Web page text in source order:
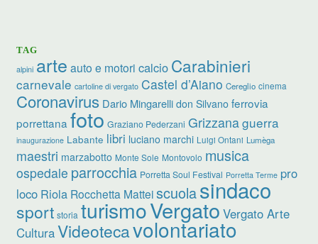
TAG
alpini arte auto e motori calcio Carabinieri
carnevale cartoline di vergato Castel d’Aiano Cereglio cinema
Coronavirus Dario Mingarelli don Silvano ferrovia
porrettana foto Graziano Pederzani Grizzanaguerra
inaugurazione Labante libri luciano marchi Luigi Ontani Lumèga
maestri marzabotto Monte Sole Montovolo musica
ospedale parrocchia Porretta Soul Festival Porretta Terme pro
loco Riola Rocchetta Matteiscuolasindaco
sport storia turismoVergato Vergato Arte
CulturaVideotecavolontariato